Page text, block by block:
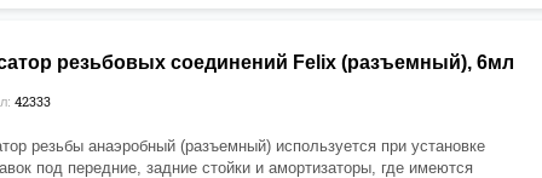
, (I), AM,2008-2014
заднего амортизатора 17-15-030.
резьбовых соединений Felix (разъемный), 6мл
42333
резьбы анаэробный (разъемный) используется при установке
под передние, задние стойки и амортизаторы, где имеются